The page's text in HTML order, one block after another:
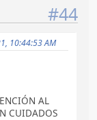
#44
10:44:53 AM
AL
CUIDADOS